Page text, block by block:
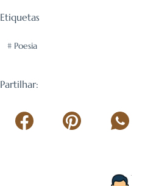
Etiquetas
#Poesia
Partilhar: